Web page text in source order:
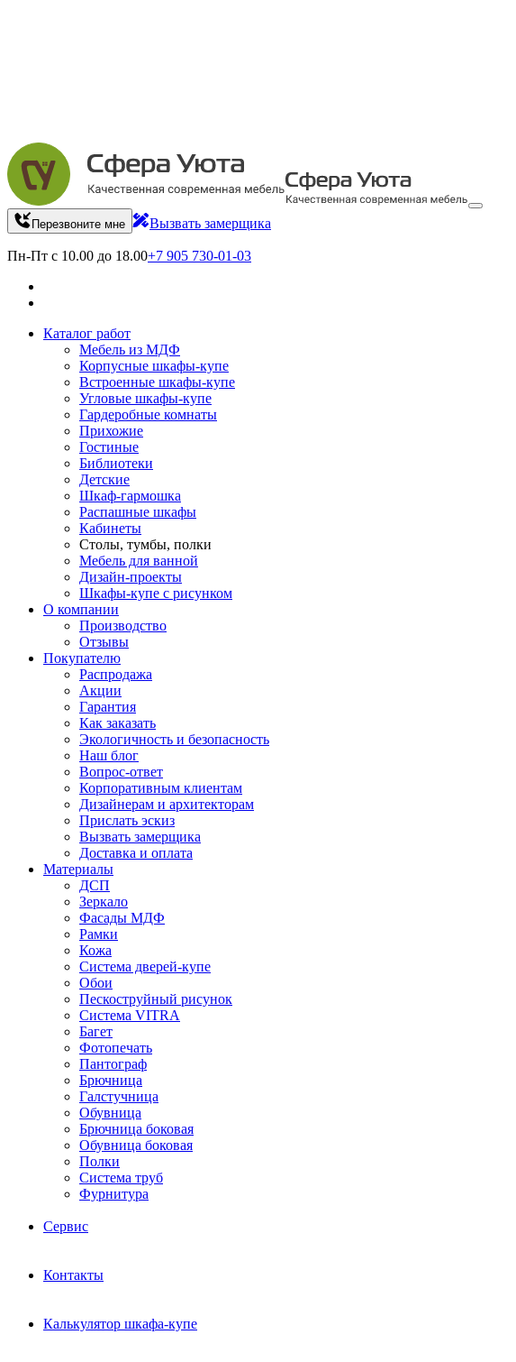
Перезвоните мне Вызвать замерщика
Пн-Пт с 10.00 до 18.00+7 905 730-01-03
Каталог работ
Мебель из МДФ
Корпусные шкафы-купе
Встроенные шкафы-купе
Угловые шкафы-купе
Гардеробные комнаты
Прихожие
Гостиные
Библиотеки
Детские
Шкаф-гармошка
Распашные шкафы
Кабинеты
Столы, тумбы, полки
Мебель для ванной
Дизайн-проекты
Шкафы-купе с рисунком
О компании
Производство
Отзывы
Покупателю
Распродажа
Акции
Гарантия
Как заказать
Экологичность и безопасность
Наш блог
Вопрос-ответ
Корпоративным клиентам
Дизайнерам и архитекторам
Прислать эскиз
Вызвать замерщика
Доставка и оплата
Материалы
ДСП
Зеркало
Фасады МДФ
Рамки
Кожа
Система дверей-купе
Обои
Пескоструйный рисунок
Система VITRA
Багет
Фотопечать
Пантограф
Брючница
Галстучница
Обувница
Брючница боковая
Обувница боковая
Полки
Система труб
Фурнитура
Сервис
Контакты
Калькулятор шкафа-купе